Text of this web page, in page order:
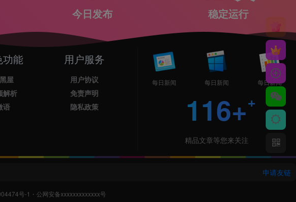
今日发布 稳定运行
功能
屋
解析
语
用户服务
用户协议
免责声明
隐私政策
每日新闻 每日新闻 每日新闻
116+
精品文章等您来关注
申请友链
号-1 ・ 公网安备xxxxxxxxxxxxx号